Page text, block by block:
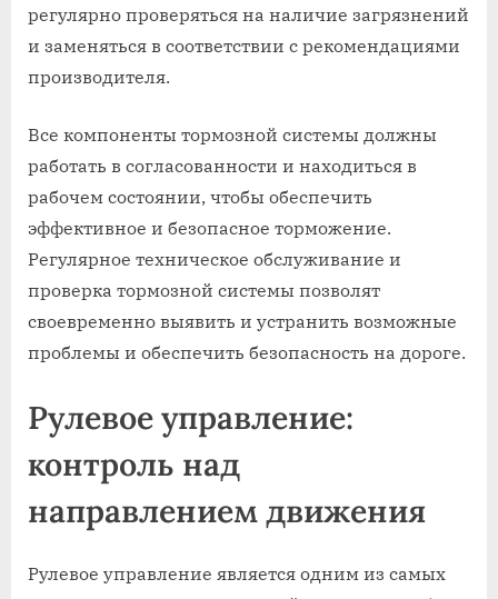
регулярно проверяться на наличие загрязнений
и заменяться в соответствии с рекомендациями
производителя.
Все компоненты тормозной системы должны
работать в согласованности и находиться в
рабочем состоянии, чтобы обеспечить
эффективное и безопасное торможение.
Регулярное техническое обслуживание и
проверка тормозной системы позволят
своевременно выявить и устранить возможные
проблемы и обеспечить безопасность на дороге.
Рулевое управление:
контроль над
направлением движения
Рулевое управление является одним из самых